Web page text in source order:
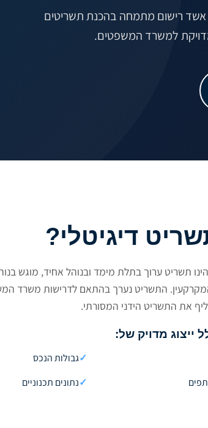
אשד רישום מתמחה בהכנת תשריטים
למשרד המשפטים.
דיגיטלי?
תשריט ערוך בתלת מימד ובנוהל אחיד, מוגש
התשריט נערך בהתאם לדרישות משרד
את התשריט הידני המסורתי.
ייצוג מדויק של:
✓גבולות הנכס
✓נתונים תכנוניים